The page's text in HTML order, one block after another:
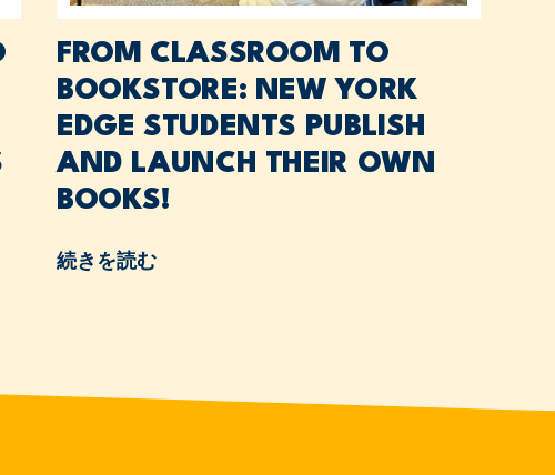
FROM CLASSROOM TO
BOOKSTORE: NEW YORK
EDGE STUDENTS PUBLISH
AND LAUNCH THEIR OWN
BOOKS!
続きを読む